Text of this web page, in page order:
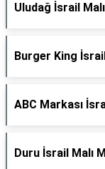
Uludağ İsrail
Burger King
ABC Markası
Duru İsrail Malı